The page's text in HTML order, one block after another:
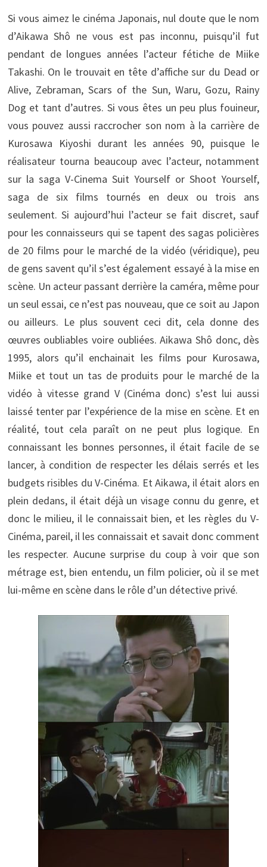
Si vous aimez le cinéma Japonais, nul doute que le nom
d’Aikawa Shô ne vous est pas inconnu, puisqu’il fut
pendant de longues années l’acteur fétiche de Miike
Takashi. On le trouvait en tête d’affiche sur du Dead or
Alive, Zebraman, Scars of the Sun, Waru, Gozu, Rainy
Dog et tant d’autres. Si vous êtes un peu plus fouineur,
vous pouvez aussi raccrocher son nom à la carrière de
Kurosawa Kiyoshi durant les années 90, puisque le
réalisateur tourna beaucoup avec l’acteur, notamment
sur la saga V-Cinema Suit Yourself or Shoot Yourself,
saga de six films tournés en deux ou trois ans
seulement. Si aujourd’hui l’acteur se fait discret, sauf
pour les connaisseurs qui se tapent des sagas policières
de 20 films pour le marché de la vidéo (véridique), peu
de gens savent qu’il s’est également essayé à la mise en
scène. Un acteur passant derrière la caméra, même pour
un seul essai, ce n’est pas nouveau, que ce soit au Japon
ou ailleurs. Le plus souvent ceci dit, cela donne des
œuvres oubliables voire oubliées. Aikawa Shô donc, dès
1995, alors qu’il enchainait les films pour Kurosawa,
Miike et tout un tas de produits pour le marché de la
vidéo à vitesse grand V (Cinéma donc) s’est lui aussi
laissé tenter par l’expérience de la mise en scène. Et en
réalité, tout cela paraît on ne peut plus logique. En
connaissant les bonnes personnes, il était facile de se
lancer, à condition de respecter les délais serrés et les
budgets risibles du V-Cinéma. Et Aikawa, il était alors en
plein dedans, il était déjà un visage connu du genre, et
donc le milieu, il le connaissait bien, et les règles du V-
Cinéma, pareil, il les connaissait et savait donc comment
les respecter. Aucune surprise du coup à voir que son
métrage est, bien entendu, un film policier, où il se met
lui-même en scène dans le rôle d’un détective privé.